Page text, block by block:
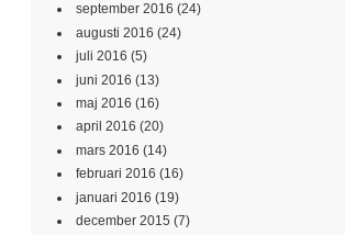
september 2016 (24)
augusti 2016 (24)
juli 2016 (5)
juni 2016 (13)
maj 2016 (16)
april 2016 (20)
mars 2016 (14)
februari 2016 (16)
januari 2016 (19)
december 2015 (7)